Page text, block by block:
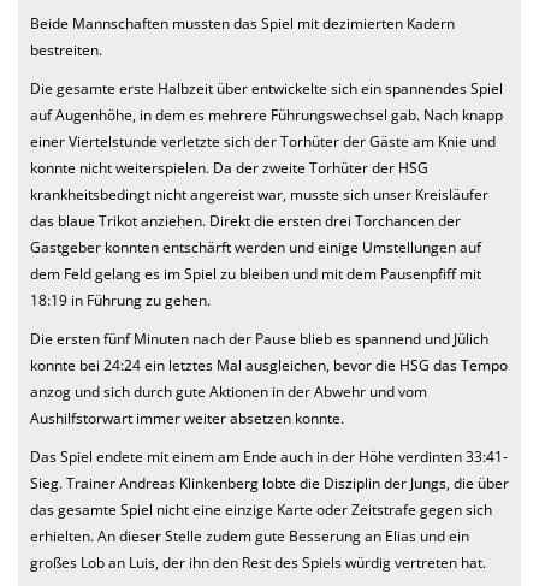
Beide Mannschaften mussten das Spiel mit dezimierten Kadern
bestreiten.
Die gesamte erste Halbzeit über entwickelte sich ein spannendes Spiel
auf Augenhöhe, in dem es mehrere Führungswechsel gab. Nach knapp
einer Viertelstunde verletzte sich der Torhüter der Gäste am Knie und
konnte nicht weiterspielen. Da der zweite Torhüter der HSG
krankheitsbedingt nicht angereist war, musste sich unser Kreisläufer
das blaue Trikot anziehen. Direkt die ersten drei Torchancen der
Gastgeber konnten entschärft werden und einige Umstellungen auf
dem Feld gelang es im Spiel zu bleiben und mit dem Pausenpfiff mit
18:19 in Führung zu gehen.
Die ersten fünf Minuten nach der Pause blieb es spannend und Jülich
konnte bei 24:24 ein letztes Mal ausgleichen, bevor die HSG das Tempo
anzog und sich durch gute Aktionen in der Abwehr und vom
Aushilfstorwart immer weiter absetzen konnte.
Das Spiel endete mit einem am Ende auch in der Höhe verdinten 33:41-
Sieg. Trainer Andreas Klinkenberg lobte die Disziplin der Jungs, die über
das gesamte Spiel nicht eine einzige Karte oder Zeitstrafe gegen sich
erhielten. An dieser Stelle zudem gute Besserung an Elias und ein
großes Lob an Luis, der ihn den Rest des Spiels würdig vertreten hat.